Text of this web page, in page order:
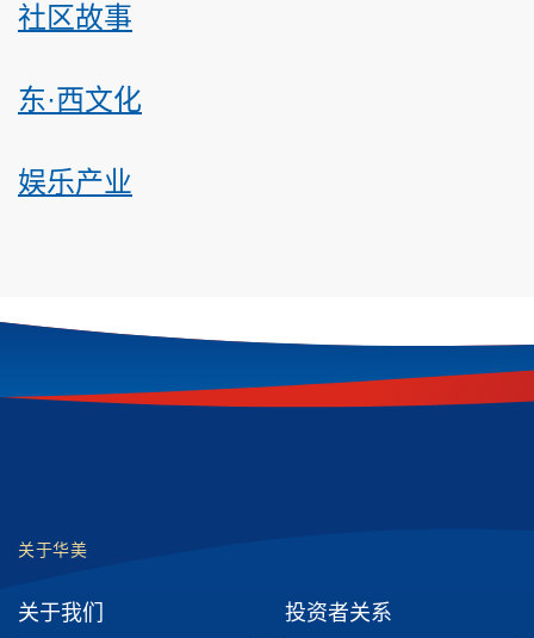
社区故事
东·西文化
娱乐产业
Footer
关于华美
关于我们
投资者关系